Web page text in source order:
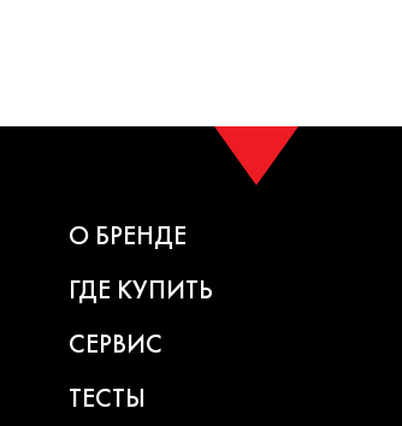
О БРЕНДЕ
ГДЕ КУПИТЬ
СЕРВИС
ТЕСТЫ